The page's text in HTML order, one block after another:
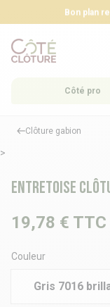
Bon plan
Côté pro
Clôture gabion
Entretoise
>
19,78 € TTC
Couleur
Gris 7016